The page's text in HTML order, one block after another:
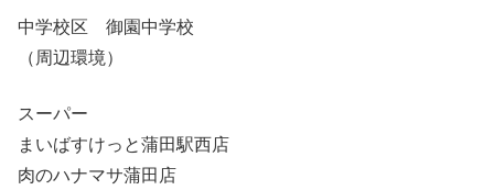
中学校区 御園中学校
（周辺環境）
スーパー
まいばすけっと蒲田駅西店
肉のハナマサ蒲田店